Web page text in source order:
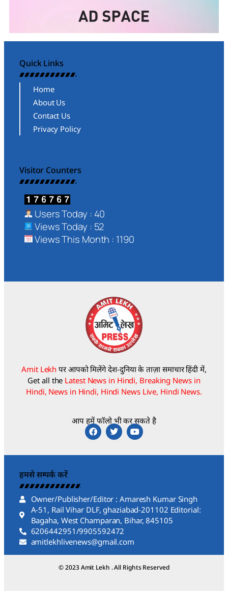
Quick Links
Home
About Us
Contact Us
Privacy Policy
Visitor Counters
Users Today : 40
Views Today : 52
Views This Month : 1190
Amit Lekh पर आपको मिलेंगे देश-दुनिया के ताज़ा समाचार हिंदी में,
Get all the Latest News in Hindi, Breaking News in
Hindi, News in Hindi, Hindi News Live, Hindi News.
आप हमें फॉलो भी कर सकते है
हमसे सम्पर्क करें
Owner/Publisher/Editor : Amaresh Kumar Singh
A-51, Rail Vihar DLF, ghaziabad-201102 Editorial:
Bagaha, West Champaran, Bihar, 845105
6206442951/9905592472
amitlekhlivenews@gmail.com
© 2023 Amit Lekh . All Rights Reserved